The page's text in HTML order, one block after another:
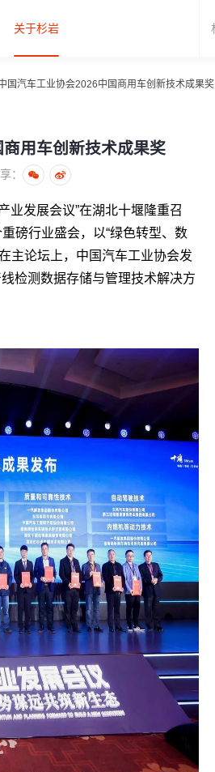
关于杉岩
国汽车工业协会2026中国商用车创新技术成果奖
用车创新技术成果奖
：
业发展会议”在湖北十堰隆重召
磅行业盛会，以“绿色转型、数
主论坛上，中国汽车工业协会发
检测数据存储与管理技术解决方